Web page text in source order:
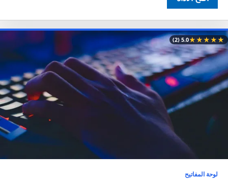
★
★
★
★
★
5.0
(2)
لوحة المفاتيح